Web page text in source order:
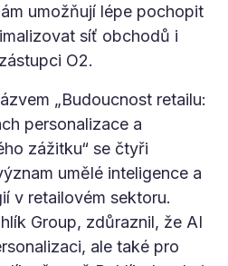
umožňují lépe pochopit
síť obchodů i
O2.
„Budoucnost retailu:
personalizace a
zážitku“ se čtyři
umělé inteligence a
v retailovém sektoru.
Group, zdůraznil, že AI
ale také pro